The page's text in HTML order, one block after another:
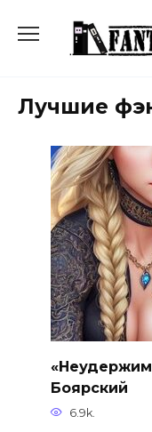
содержанию
Лучшие
Боярский
6.9k.